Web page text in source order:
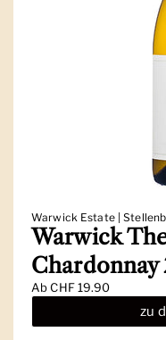
Warwick Estate |
Warwick
Chardonnay
AbCHF 19.90
zu